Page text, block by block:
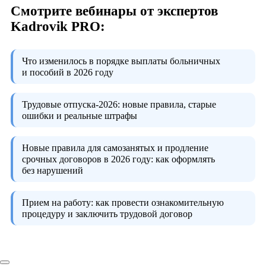
Смотрите вебинары от экспертов
Kadrovik PRO:
Что изменилось в порядке выплаты больничных
и пособий в 2026 году
Трудовые отпуска-2026: новые правила, старые
ошибки и реальные штрафы
Новые правила для самозанятых и продление
срочных договоров в 2026 году: как оформлять
без нарушений
Прием на работу: как провести ознакомительную
процедуру и заключить трудовой договор